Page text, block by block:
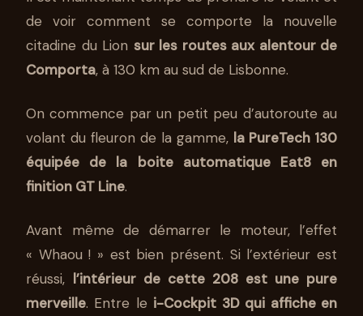
de voir comment se comporte la nouvelle
citadine du Lion sur les routes aux alentour de
Comporta, à 130 km au sud de Lisbonne.
On commence par un petit peu d’autoroute au
volant du fleuron de la gamme, la PureTech 130
équipée de la boite automatique Eat8 en
finition GT Line.
Avant même de démarrer le moteur, l’effet
« Whaou ! » est bien présent. Si l’extérieur est
réussi, l’intérieur de cette 208 est une pure
merveille. Entre le i-Cockpit 3D qui affiche en